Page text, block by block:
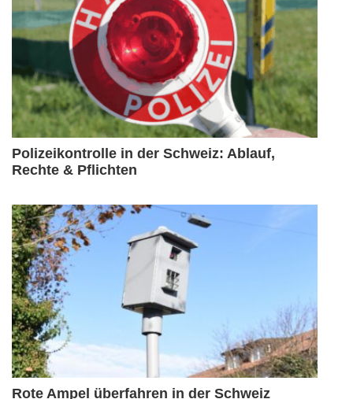
Polizeikontrolle in der Schweiz: Ablauf,
Rechte & Pflichten
Rote Ampel überfahren in der Schweiz